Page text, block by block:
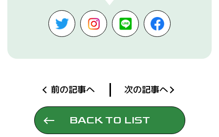
前の記事へ 次の記事へ
BACK TO LIST